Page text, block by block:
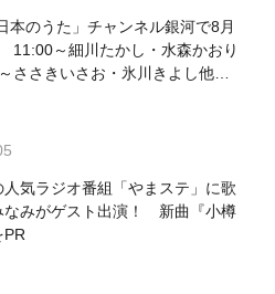
本のうた」チャンネル銀河で8月
～細川たかし・水森かおり
ささきいさお・氷川きよし他登
人気ラジオ番組「やまステ」に歌
なみがゲスト出演！ 新曲『小樽
PR